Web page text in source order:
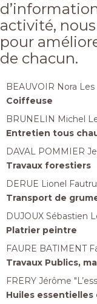
activité,
pour
de chacun.
BEAUVOIR Nora
Coiffeuse
BRUNELIN Michel
Entretien tous
DAVAL POMMIER
Travaux forestiers
DERUE Lionel
Transport de
DUJOUX Sébastien
Platrier peintre
FAURE BATIMENT
Travaux Publics,
FRERY Jérôme
Huiles essentielles